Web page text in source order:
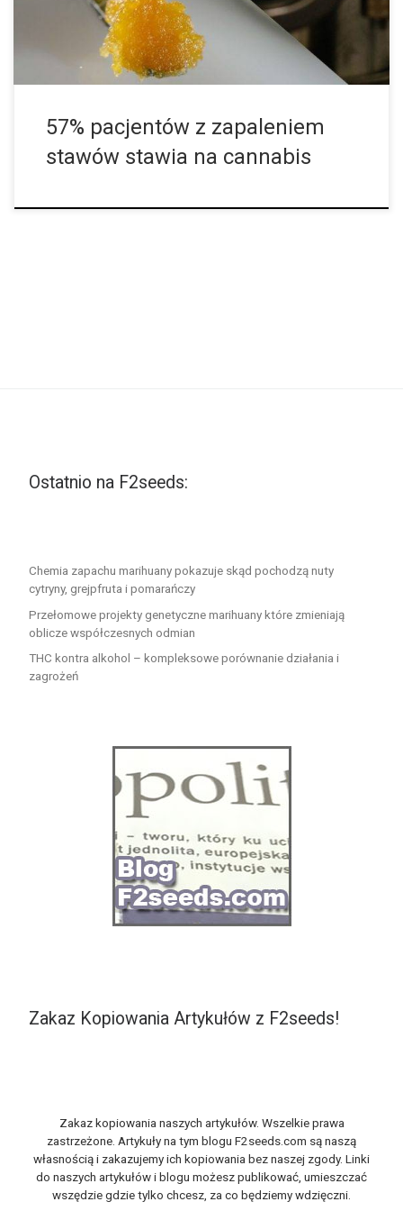
próbowało marihuany z powodu swoich objawów, a ponad 90%
stwierdziło, że marihuana pomaga im złagodzić doświadczany
ból.Czynnikiem ograniczającym jest […]
57% pacjentów z zapaleniem
stawów stawia na cannabis
Ostatnio na F2seeds:
Chemia zapachu marihuany pokazuje skąd pochodzą nuty
cytryny, grejpfruta i pomarańczy
Przełomowe projekty genetyczne marihuany które zmieniają
oblicze współczesnych odmian
THC kontra alkohol – kompleksowe porównanie działania i
zagrożeń
Zakaz Kopiowania Artykułów z F2seeds!
Zakaz kopiowania naszych artykułów. Wszelkie prawa
zastrzeżone. Artykuły na tym blogu F2seeds.com są naszą
własnością i zakazujemy ich kopiowania bez naszej zgody. Linki
do naszych artykułów i blogu możesz publikować, umieszczać
wszędzie gdzie tylko chcesz, za co będziemy wdzięczni.